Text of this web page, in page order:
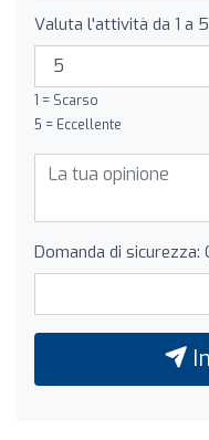
Valuta l'attività da 1 a 5
1 = Scarso
5 = Eccellente
Domanda di sicurezza: